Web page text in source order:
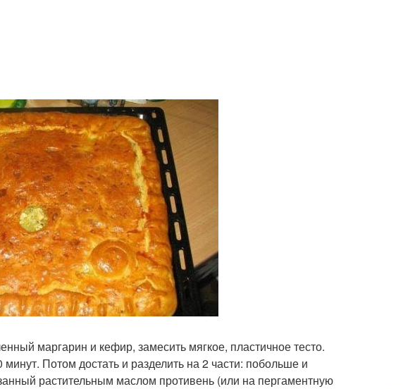
маргарин и кефир, замесить мягкое, пластичное тесто.
Потом достать и разделить на 2 части: побольше и
растительным маслом противень (или на пергаментную